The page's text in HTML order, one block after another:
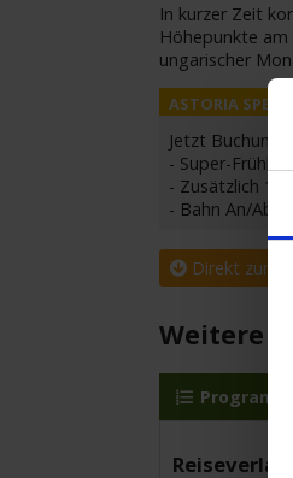
In kurzer Zeit
Höhepunkte
ungarischer
Jetzt
- Super-
- Zusätzlich
- Bahn An/
Direkt zur
Weitere
Programm
Reiseverlauf